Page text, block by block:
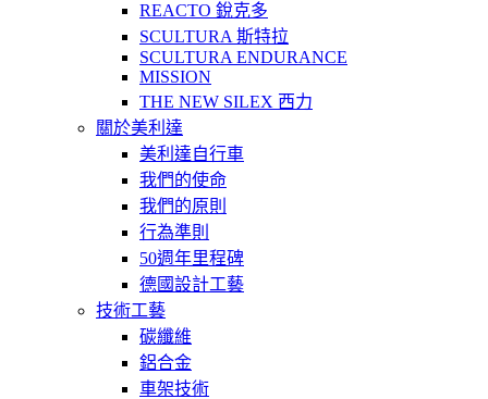
REACTO 銳克多
SCULTURA 斯特拉
SCULTURA ENDURANCE
MISSION
THE NEW SILEX 西力
關於美利達
美利達自行車
我們的使命
我們的原則
行為準則
50週年里程碑
德國設計工藝
技術工藝
碳纖維
鋁合金
車架技術